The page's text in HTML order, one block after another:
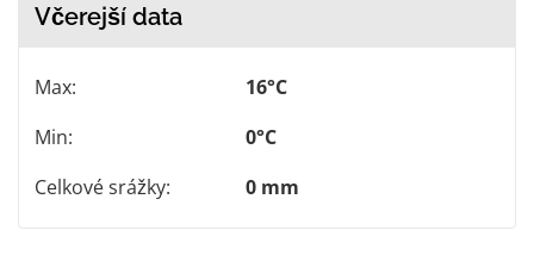
Včerejší data
Max:
16°C
Min:
0°C
Celkové srážky:
0 mm